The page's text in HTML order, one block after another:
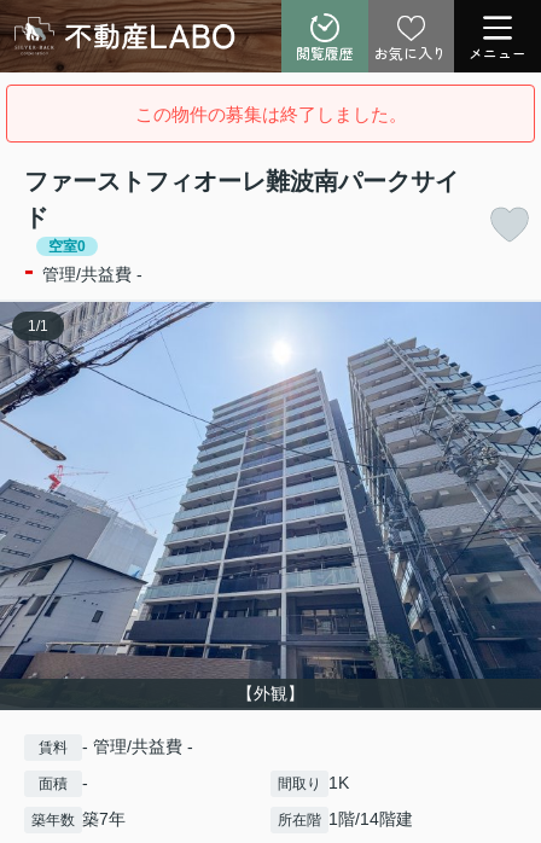
閲覧履歴 お気に入り メニュー
この物件の募集は終了しました。
ファーストフィオーレ難波南パークサイ
ド
空室0
- 管理/共益費 -
【外観】
1 /1
賃料 - 管理/共益費 -
面積 - 間取り 1K
築年数 築7年 所在階 1階/14階建